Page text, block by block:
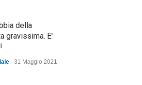
della
gravissima. E'
31 Maggio 2021